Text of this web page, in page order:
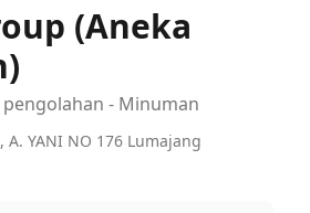
(Aneka
- Minuman
A. YANI NO 176 Lumajang